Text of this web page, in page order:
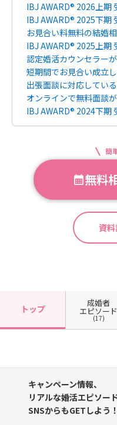
IBJ AWARD® 2026上期
IBJ AWARD® 2025下期
お見合い料無料の結婚
IBJ AWARD® 2025上期
認定婚活カウンセラー
短期間でお見合い成立
出張面談に対応してい
オンラインで無料面談
IBJ AWARD® 2024下期
簡
無料
資
トップ
成婚者
エピソード
(17)
キャンペーン情報、
リアルな婚活エピソー
SNSからもGETしよう！